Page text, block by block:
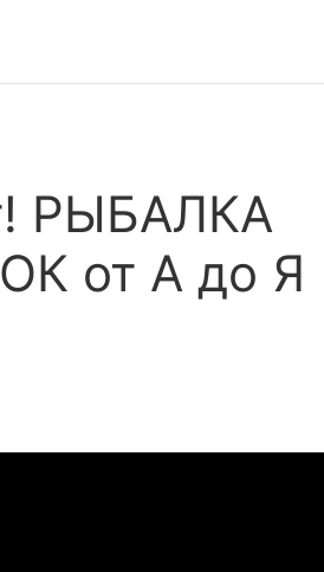
РЫБАЛКА
от А до Я